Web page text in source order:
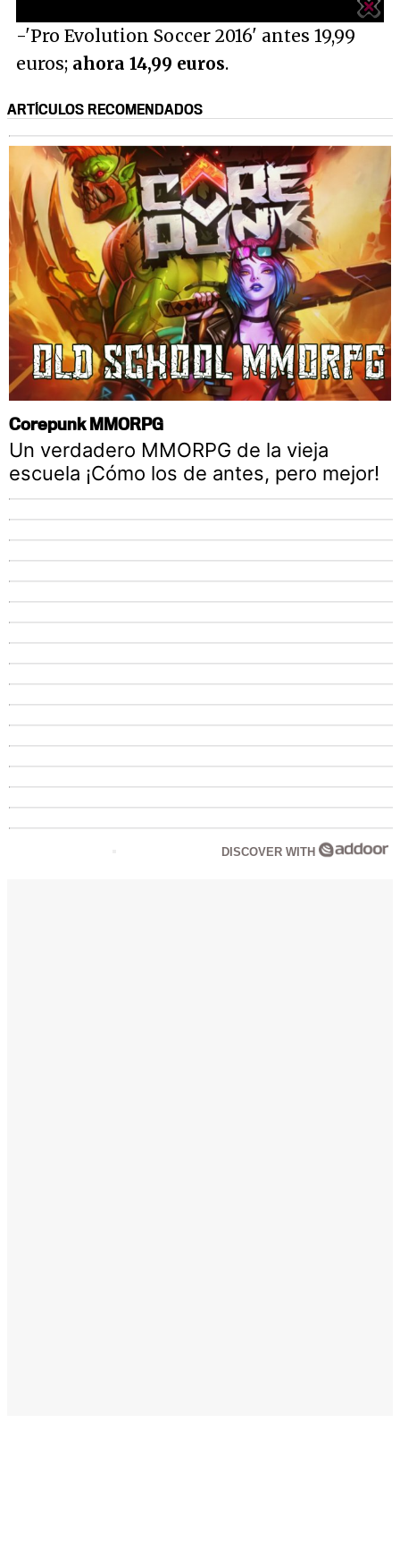
-'Pro Evolution Soccer 2016' antes 19,99
euros; ahora 14,99 euros.
ARTÍCULOS RECOMENDADOS
Corepunk MMORPG
Un verdadero MMORPG de la vieja
escuela ¡Cómo los de antes, pero mejor!
DISCOVER WITH